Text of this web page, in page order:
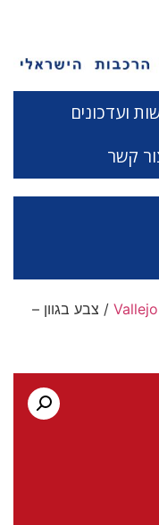
ועדכונים
קשר
/ צבע בגוון –